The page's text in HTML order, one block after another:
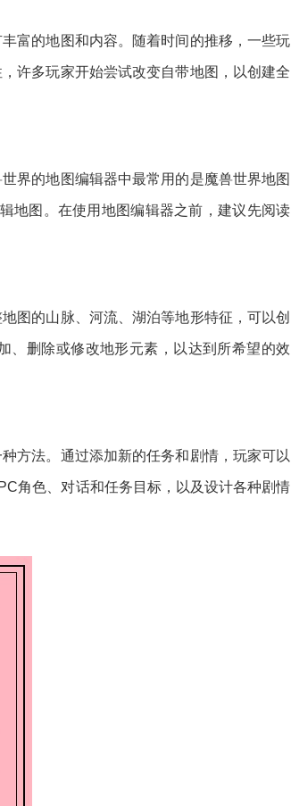
富的地图和内容。随着时间的推移，一些玩
许多玩家开始尝试改变自带地图，以创建全
界的地图编辑器中最常用的是魔兽世界地图
地图。在使用地图编辑器之前，建议先阅读
图的山脉、河流、湖泊等地形特征，可以创
、删除或修改地形元素，以达到所希望的效
方法。通过添加新的任务和剧情，玩家可以
角色、对话和任务目标，以及设计各种剧情